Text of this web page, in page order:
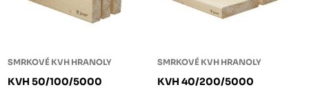
SMRKOVÉ KVH HRANOLY
KVH 50/100/5000
SMRKOVÉ KVH HRANOLY
KVH 40/200/5000